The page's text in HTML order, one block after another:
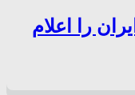
را اعلام